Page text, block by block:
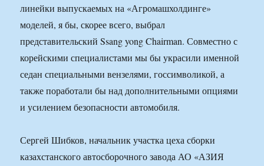
линейки выпускаемых на «Агромашхолдинге»
моделей, я бы, скорее всего, выбрал
представительский Ssang yong Chairman. Совместно с
корейскими специалистами мы бы украсили именной
седан специальными вензелями, госсимволикой, а
также поработали бы над дополнительными опциями
и усилением безопасности автомобиля.
Сергей Шибков, начальник участка цеха сборки
казахстанского автосборочного завода АО «АЗИЯ